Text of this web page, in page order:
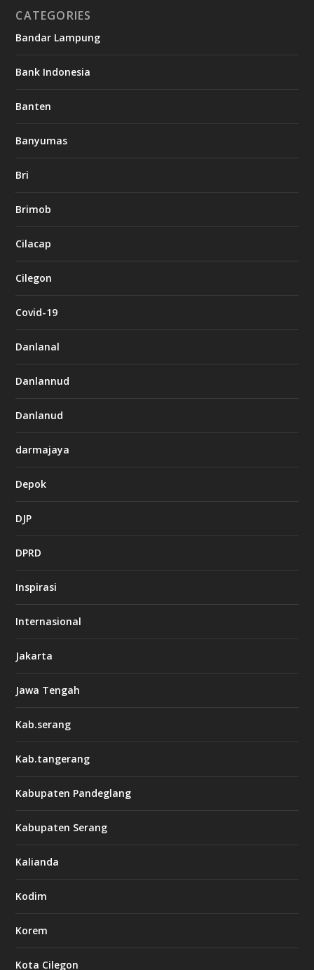
CATEGORIES
Bandar Lampung
Bank Indonesia
Banten
Banyumas
Bri
Brimob
Cilacap
Cilegon
Covid-19
Danlanal
Danlannud
Danlanud
darmajaya
Depok
DJP
DPRD
Inspirasi
Internasional
Jakarta
Jawa Tengah
Kab.serang
Kab.tangerang
Kabupaten Pandeglang
Kabupaten Serang
Kalianda
Kodim
Korem
Kota Cilegon